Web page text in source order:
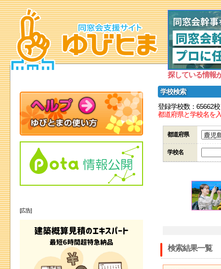
探している情報
学校検索
登録学校数：65662校
都道府県と学校名を
都道府県
学校名
検索結果一覧
[広告]